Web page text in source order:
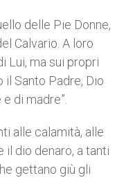
delle Pie Donne,
Calvario. A loro
Lui, ma sui propri
il Santo Padre, Dio
di madre”.
alle calamità, alle
il dio denaro, a tanti
gettano giù gli